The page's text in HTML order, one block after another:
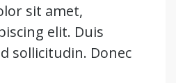
sit amet,
elit. Duis
sollicitudin. Donec